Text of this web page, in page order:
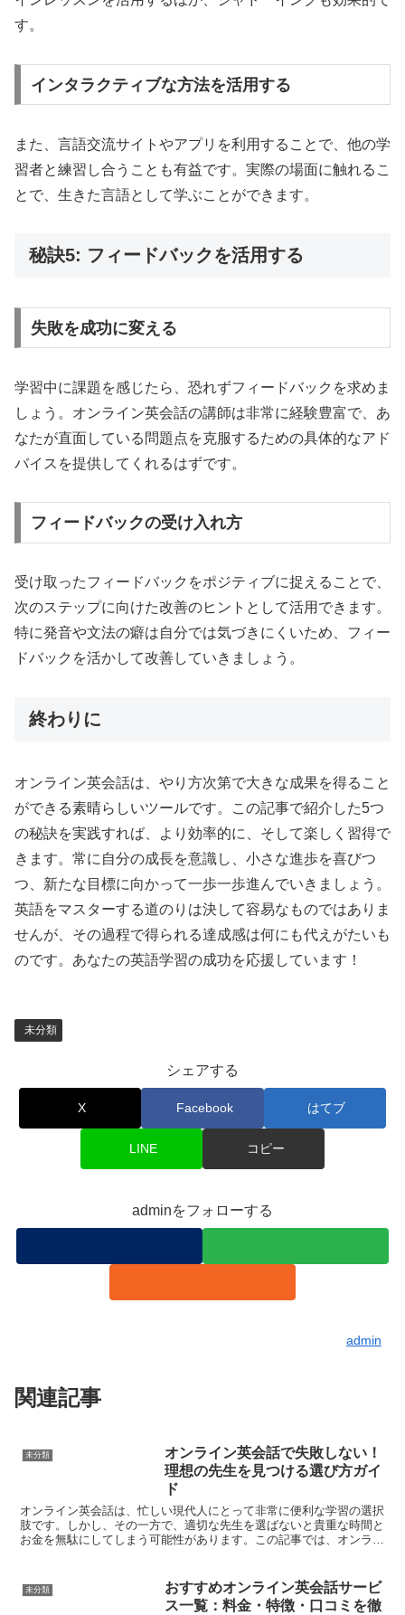
す。
インタラクティブな方法を活用する
また、言語交流サイトやアプリを利用することで、他の学
習者と練習し合うことも有益です。実際の場面に触れるこ
とで、生きた言語として学ぶことができます。
秘訣5: フィードバックを活用する
失敗を成功に変える
学習中に課題を感じたら、恐れずフィードバックを求めま
しょう。オンライン英会話の講師は非常に経験豊富で、あ
なたが直面している問題点を克服するための具体的なアド
バイスを提供してくれるはずです。
フィードバックの受け入れ方
受け取ったフィードバックをポジティブに捉えることで、
次のステップに向けた改善のヒントとして活用できます。
特に発音や文法の癖は自分では気づきにくいため、フィー
ドバックを活かして改善していきましょう。
終わりに
オンライン英会話は、やり方次第で大きな成果を得ること
ができる素晴らしいツールです。この記事で紹介した5つ
の秘訣を実践すれば、より効率的に、そして楽しく習得で
きます。常に自分の成長を意識し、小さな進歩を喜びつ
つ、新たな目標に向かって一歩一歩進んでいきましょう。
英語をマスターする道のりは決して容易なものではありま
せんが、その過程で得られる達成感は何にも代えがたいも
のです。あなたの英語学習の成功を応援しています！
未分類
シェアする
X Facebook はてブ
LINE コピー
adminをフォローする
admin
関連記事
未分類
オンライン英会話で失敗しない！
理想の先生を見つける選び方ガイ
ド
オンライン英会話は、忙しい現代人にとって非常に便利な学習の選択
肢です。しかし、その一方で、適切な先生を選ばないと貴重な時間と
お金を無駄にしてしまう可能性があります。この記事では、オンライ
未分類
おすすめオンライン英会話サービ
ス一覧：料金・特徴・口コミを徹